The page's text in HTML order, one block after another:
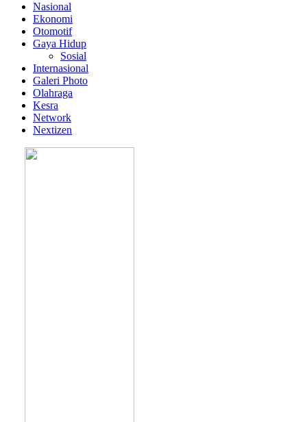
Nasional
Ekonomi
Otomotif
Gaya Hidup
Sosial
Internasional
Galeri Photo
Olahraga
Kesra
Network
Nextizen